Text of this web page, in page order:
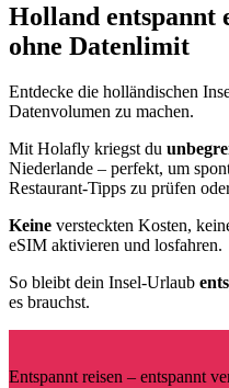
Holland entspannt
ohne Datenlimit
Entdecke die holländischen
Datenvolumen zu machen.
Mit Holafly kriegst du
Niederlande – perfekt, um
Restaurant-Tipps zu prüfen
Keine versteckten Kosten,
eSIM aktivieren und losfahren.
So bleibt dein Insel-Urlaub
es brauchst.
Entspannt reisen – entspannt